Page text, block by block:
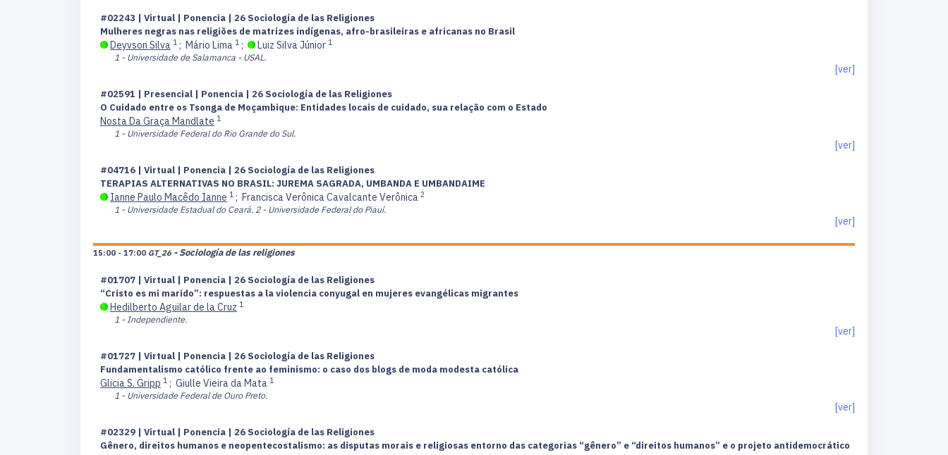
#02243 | Virtual | Ponencia | 26 Sociología de las Religiones
Mulheres negras nas religiões de matrizes indígenas, afro-brasileiras e africanas no Brasil
Deyvson Silva 1 ; Mário Lima 1 ; Luiz Silva Júnior 1
1 - Universidade de Salamanca - USAL.
[ver]
#02591 | Presencial | Ponencia | 26 Sociología de las Religiones
O Cuidado entre os Tsonga de Moçambique: Entidades locais de cuidado, sua relação com o Estado
Nosta Da Graça Mandlate 1
1 - Universidade Federal do Rio Grande do Sul.
[ver]
#04716 | Virtual | Ponencia | 26 Sociología de las Religiones
TERAPIAS ALTERNATIVAS NO BRASIL: JUREMA SAGRADA, UMBANDA E UMBANDAIME
Ianne Paulo Macêdo Ianne 1 ; Francisca Verônica Cavalcante Verônica 2
1 - Universidade Estadual do Ceará. 2 - Universidade Federal do Piauí.
[ver]
15:00 - 17:00 GT_26 - Sociología de las religiones
#01707 | Virtual | Ponencia | 26 Sociología de las Religiones
“Cristo es mi marido”: respuestas a la violencia conyugal en mujeres evangélicas migrantes
Hedilberto Aguilar de la Cruz 1
1 - Independiente.
[ver]
#01727 | Virtual | Ponencia | 26 Sociología de las Religiones
Fundamentalismo católico frente ao feminismo: o caso dos blogs de moda modesta católica
Glicia S. Gripp 1 ; Giulle Vieira da Mata 1
1 - Universidade Federal de Ouro Preto.
[ver]
#02329 | Virtual | Ponencia | 26 Sociología de las Religiones
Gênero, direitos humanos e neopentecostalismo: as disputas morais e religiosas entorno das categorias “gênero” e “direitos humanos” e o projeto antidemocrático